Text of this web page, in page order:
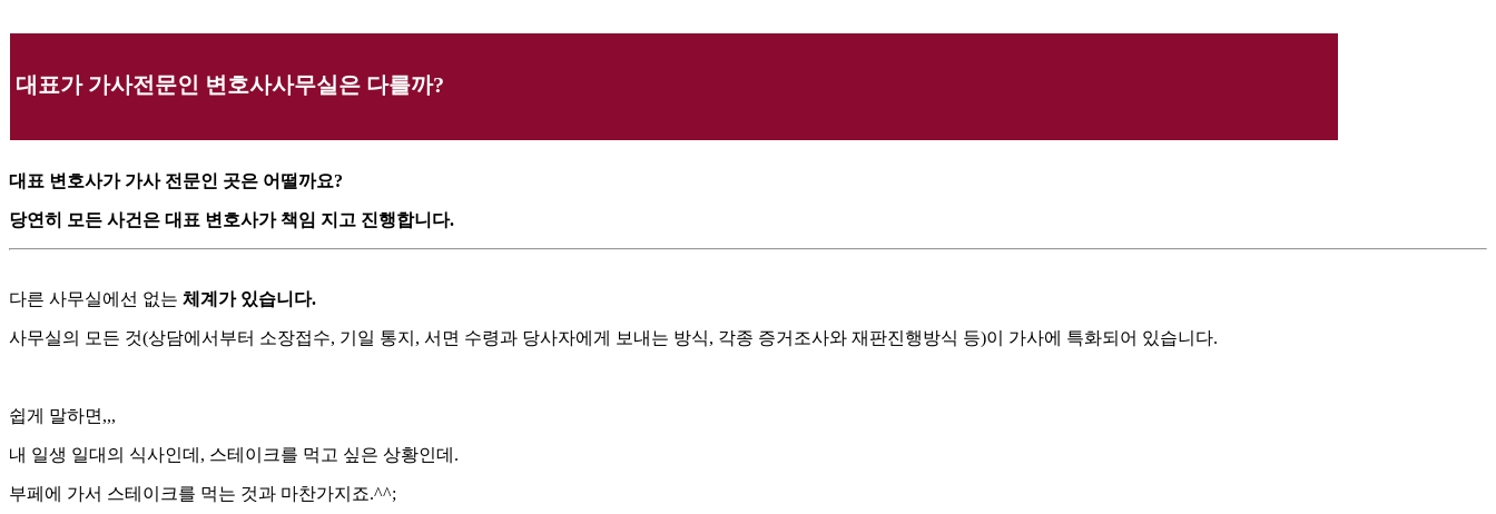
대표가 가사전문인 변호사사무실은 다를까?
대표 변호사가 가사 전문인 곳은 어떨까요?
당연히 모든 사건은 대표 변호사가 책임 지고 진행합니다.
다른 사무실에선 없는 체계가 있습니다.
사무실의 모든 것(상담에서부터 소장접수, 기일 통지, 서면 수령과 당사자에게 보내는 방식, 각종 증거조사와 재판진행방식 등)이 가사에 특화되어 있습니다.
쉽게 말하면,,,
내 일생 일대의 식사인데, 스테이크를 먹고 싶은 상황인데.
부페에 가서 스테이크를 먹는 것과 마찬가지죠.^^;